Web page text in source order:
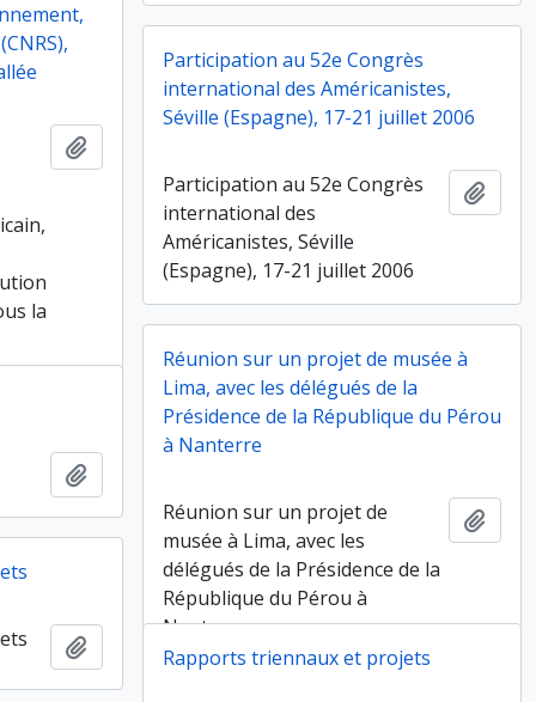
la
Ajouter au presse-papier
Participation au 52e Congrès
international des Américanistes,
Séville (Espagne), 17-21 juillet 2006
Participation au 52e Congrès
international des
Américanistes, Séville
(Espagne), 17-21 juillet 2006
Réunion sur un projet de musée à
Lima, avec les délégués de la
Présidence de la République du Pérou
à Nanterre
Réunion sur un projet de
musée à Lima, avec les
délégués de la Présidence de la
République du Pérou à
Nanterre
Ajouter au presse-papier
Ajouter au presse-papier
Rapports triennaux et projets